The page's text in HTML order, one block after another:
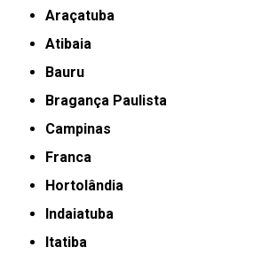
Araçatuba
Atibaia
Bauru
Bragança Paulista
Campinas
Franca
Hortolândia
Indaiatuba
Itatiba